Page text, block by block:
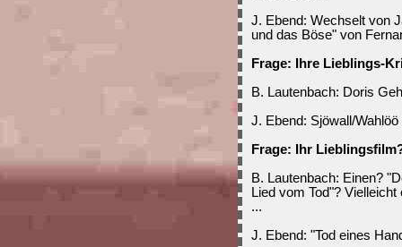
J. Ebend: Wechselt von
und das Böse" von
Frage: Ihre Lieblings-
B. Lautenbach: Doris
J. Ebend: Sjöwall/Wahlöö
Frage: Ihr
B. Lautenbach: Einen?
Lied vom Tod"?
...
J. Ebend: "Tod eines